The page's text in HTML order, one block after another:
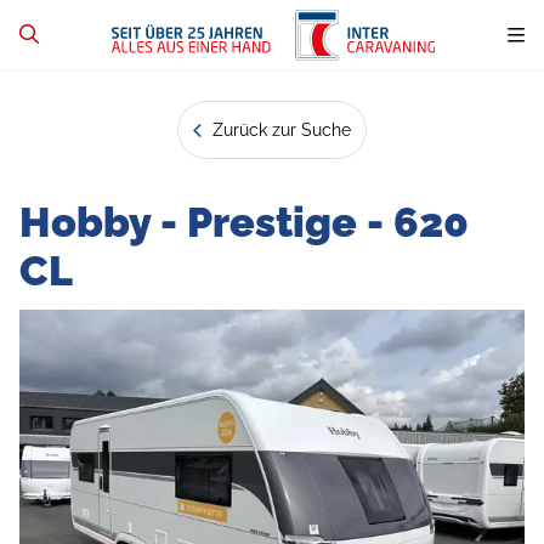
Zurück zur Suche
Hobby - Prestige - 620
CL